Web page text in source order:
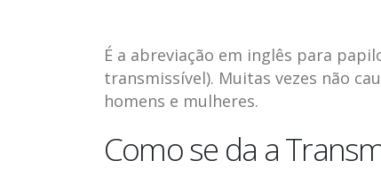
É a abreviação em inglês para
transmissível). Muitas vezes não
homens e mulheres.
Como se da a